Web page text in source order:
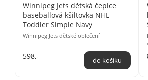
Winnipeg Jets dětská čepice
baseballová kšiltovka NHL
Toddler Simple Navy
Winnipeg Jets dětské oblečení
598,-